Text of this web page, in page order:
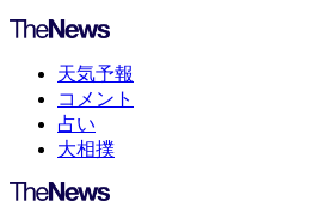
天気予報
コメント
占い
大相撲